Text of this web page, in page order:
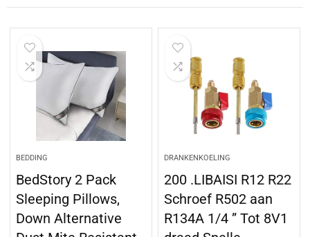
BEDDING
BedStory 2 Pack
Sleeping Pillows,
Down Alternative
DRANKENKOELING
200 .LIBAISI R12 R22
Schroef R502 aan
R134A 1/4 ” Tot 8V1